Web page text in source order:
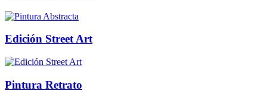
Edición Street Art
Pintura Retrato